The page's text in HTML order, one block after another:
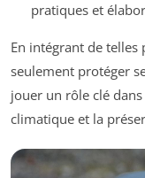
pratiques et
En intégrant de
seulement protéger
jouer un rôle clé
climatique et la